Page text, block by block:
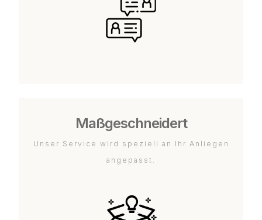
Maßgeschneidert
Unser Service wird speziell an Ihr Anliegen
angepasst.